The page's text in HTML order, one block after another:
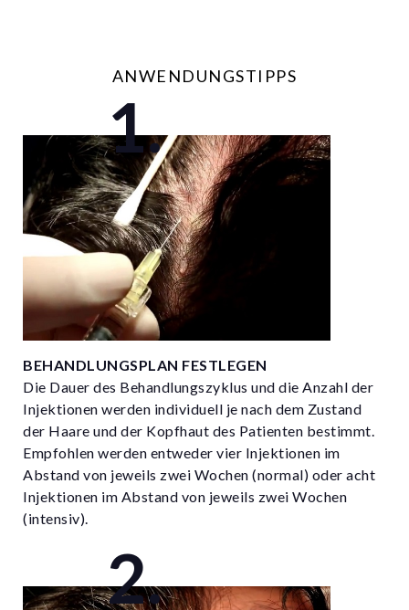
ANWENDUNGSTIPPS
BEHANDLUNGSPLAN FESTLEGEN
Die Dauer des Behandlungszyklus und die Anzahl der
Injektionen werden individuell je nach dem Zustand
der Haare und der Kopfhaut des Patienten bestimmt.
Empfohlen werden entweder vier Injektionen im
Abstand von jeweils zwei Wochen (normal) oder acht
Injektionen im Abstand von jeweils zwei Wochen
(intensiv).